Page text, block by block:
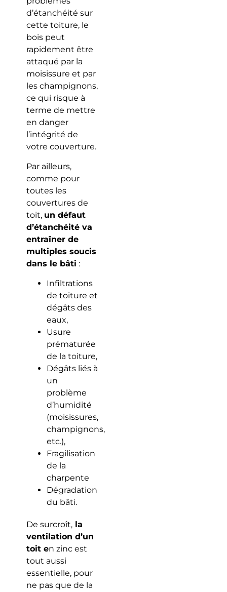
d’étanchéité sur
cette toiture, le
bois peut
rapidement être
attaqué par la
moisissure et par
les champignons,
ce qui risque à
terme de mettre
en danger
l’intégrité de
votre couverture.
Par ailleurs,
comme pour
toutes les
couvertures de
toit, un défaut
d’étanchéité va
entraîner de
multiples soucis
dans le bâti :
Infiltrations
de toiture et
dégâts des
eaux,
Usure
prématurée
de la toiture,
Dégâts liés à
un
problème
d’humidité
(moisissures,
champignons,
etc.),
Fragilisation
de la
charpente
Dégradation
du bâti.
De surcroît,la
ventilation d’un
toit en zinc est
tout aussi
essentielle, pour
ne pas que de la